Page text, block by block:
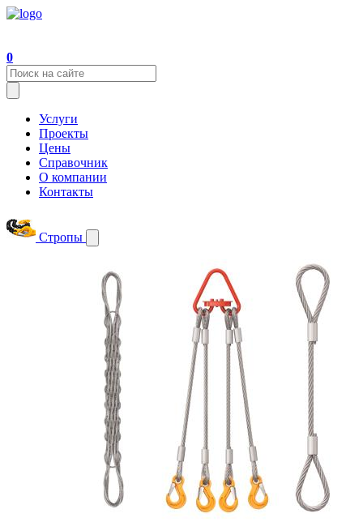
0
Услуги
Проекты
Цены
Справочник
О компании
Контакты
Стропы